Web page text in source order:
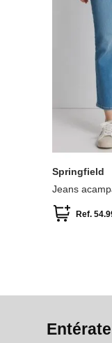
36
44
Springfield
Jeans
Ref.